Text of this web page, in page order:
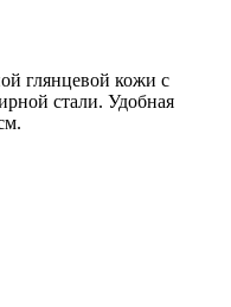
глянцевой кожи с
стали. Удобная